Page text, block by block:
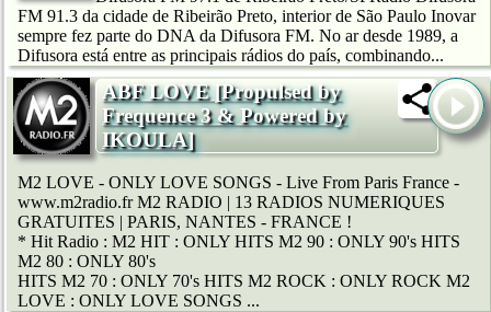
FM 91.3 da cidade de Ribeirão Preto, interior de São Paulo Inovar
sempre fez parte do DNA da Difusora FM. No ar desde 1989, a
Difusora está entre as principais rádios do país, combinando...
ABF LOVE [Propulsed by
Frequence 3 & Powered by
IKOULA]
M2 LOVE - ONLY LOVE SONGS - Live From Paris France -
www.m2radio.fr M2 RADIO | 13 RADIOS NUMERIQUES
GRATUITES | PARIS, NANTES - FRANCE !
* Hit Radio : M2 HIT : ONLY HITS M2 90 : ONLY 90's HITS
M2 80 : ONLY 80's
HITS M2 70 : ONLY 70's HITS M2 ROCK : ONLY ROCK M2
LOVE : ONLY LOVE SONGS ...